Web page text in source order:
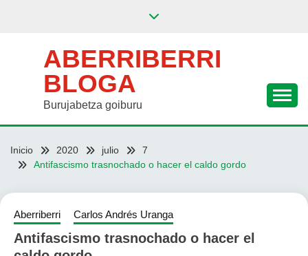
ABERRIBERRI
BLOGA
Burujabetza goiburu
Inicio 2020 julio
7
Antifascismo trasnochado o hacer el caldo gordo
Aberriberri Carlos Andrés Uranga
Antifascismo trasnochado o hacer el